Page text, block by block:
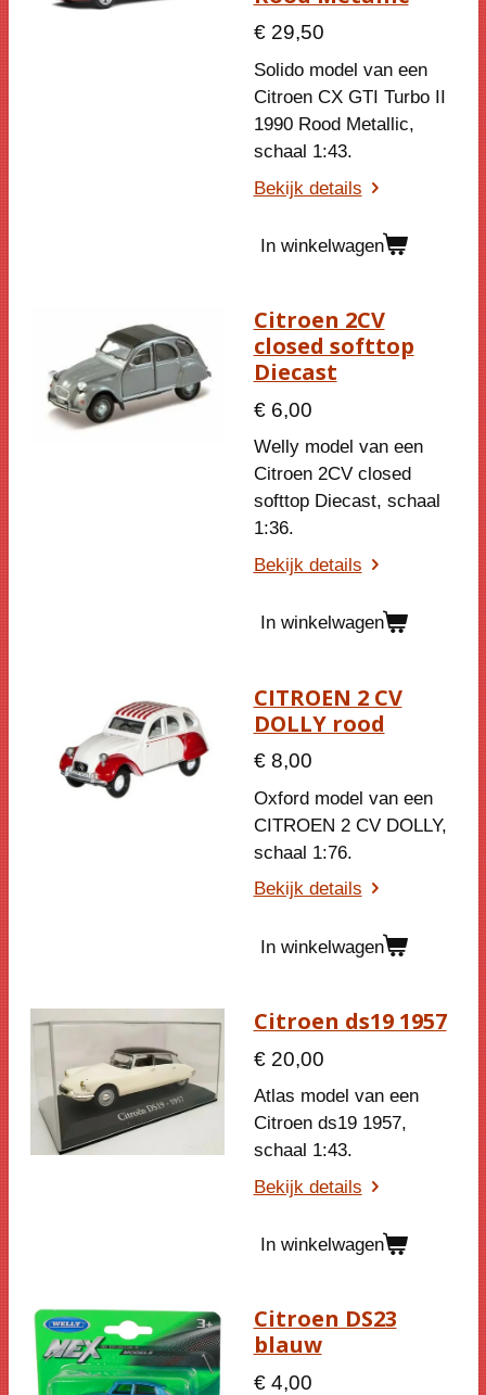
€ 29,50
Solido model van een
Citroen CX GTI Turbo II
1990 Rood Metallic,
schaal 1:43.
Bekijk details
In winkelwagen
Citroen 2CV
closed softtop
Diecast
€ 6,00
Welly model van een
Citroen 2CV closed
softtop Diecast, schaal
1:36.
Bekijk details
In winkelwagen
CITROEN 2 CV
DOLLY rood
€ 8,00
Oxford model van een
CITROEN 2 CV DOLLY,
schaal 1:76.
Bekijk details
In winkelwagen
Citroen ds19 1957
€ 20,00
Atlas model van een
Citroen ds19 1957,
schaal 1:43.
Bekijk details
In winkelwagen
Citroen DS23
blauw
€ 4,00